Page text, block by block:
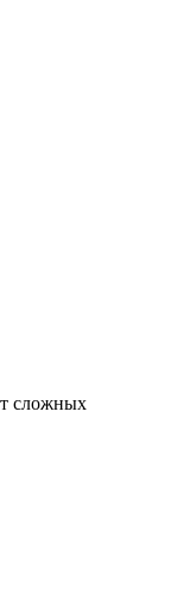
сложных